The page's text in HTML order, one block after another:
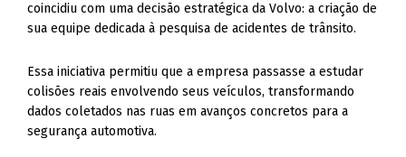
coincidiu com uma decisão estratégica da Volvo: a criação de
sua equipe dedicada à pesquisa de acidentes de trânsito.
Essa iniciativa permitiu que a empresa passasse a estudar
colisões reais envolvendo seus veículos, transformando
dados coletados nas ruas em avanços concretos para a
segurança automotiva.